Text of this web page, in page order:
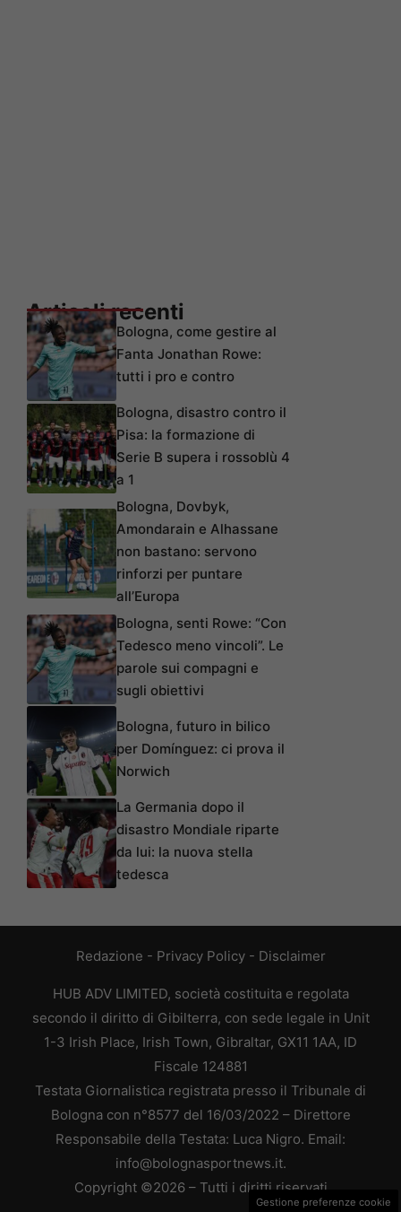
Articoli recenti
Bologna, come gestire al
Fanta Jonathan Rowe:
tutti i pro e contro
Bologna, disastro contro il
Pisa: la formazione di
Serie B supera i rossoblù 4
a 1
Bologna, Dovbyk,
Amondarain e Alhassane
non bastano: servono
rinforzi per puntare
all’Europa
Bologna, senti Rowe: “Con
Tedesco meno vincoli”. Le
parole sui compagni e
sugli obiettivi
Bologna, futuro in bilico
per Domínguez: ci prova il
Norwich
La Germania dopo il
disastro Mondiale riparte
da lui: la nuova stella
tedesca
Redazione - Privacy Policy- Disclaimer
HUB ADV LIMITED, società costituita e regolata
secondo il diritto di Gibilterra, con sede legale in Unit
1-3 Irish Place, Irish Town, Gibraltar, GX11 1AA, ID
Fiscale 124881
Testata Giornalistica registrata presso il Tribunale di
Bologna con n°8577 del 16/03/2022 – Direttore
Responsabile della Testata: Luca Nigro. Email:
info@bolognasportnews.it.
Copyright ©2026 – Tutti i diritti riservati
Gestione preferenze cookie